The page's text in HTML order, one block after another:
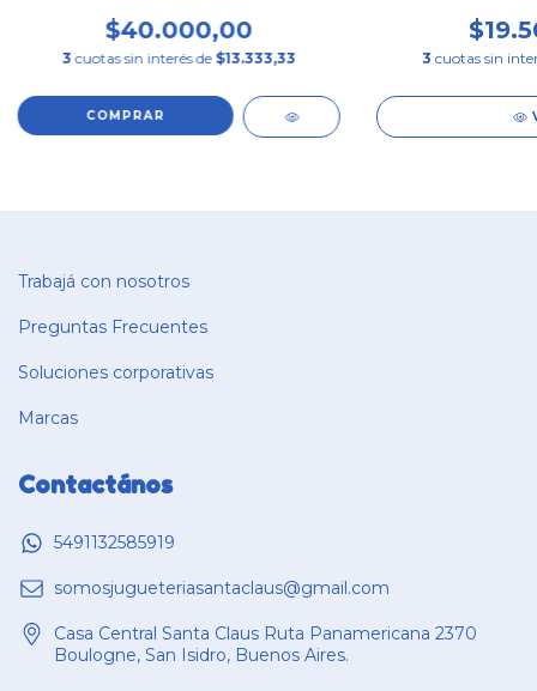
$40.000,00
3 cuotas sin interés de $13.333,33 3 cuotas sin
Trabajá con nosotros
Preguntas Frecuentes
Soluciones corporativas
Marcas
Contactános
5491132585919
somosjugueteriasantaclaus@gmail.com
Casa Central Santa Claus Ruta Panamericana 2370
Boulogne, San Isidro, Buenos Aires.